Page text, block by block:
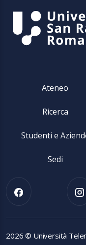
Ateneo
Ricerca
Studenti e
Sedi
2026 © Università